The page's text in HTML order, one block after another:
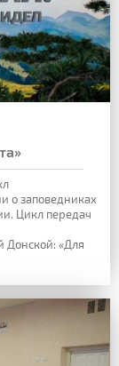
о заповедниках
Цикл передач
Донской: «Для